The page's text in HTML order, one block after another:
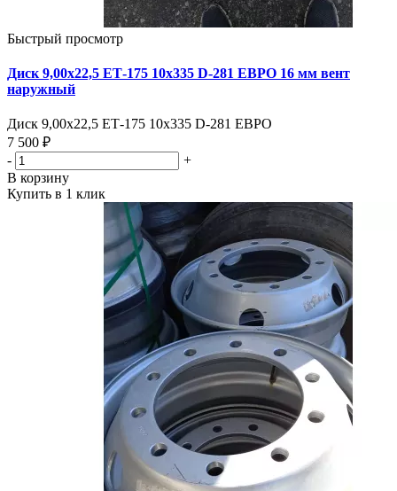
Быстрый просмотр
Диск 9,00х22,5 ЕТ-175 10х335 D-281 ЕВРО 16 мм вент
наружный
Диск 9,00х22,5 ЕТ-175 10х335 D-281 ЕВРО
7 500 ₽
-
+
В корзину
Купить в 1 клик